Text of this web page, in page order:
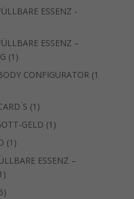
ESSENZ -
ESSENZ –
1 1
Produkt
CONFIGURATOR 1
́S 1 1
Produkt
GELD 1 1
1 1
ProduktESSENZ –
1
Produkt
46